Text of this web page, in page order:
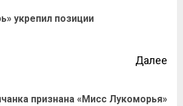
укрепил позиции
Далее
признана «Мисс Лукоморья»